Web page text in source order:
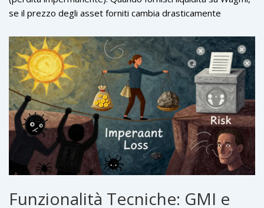
se il prezzo degli asset forniti cambia drasticamente
valore rispetto al semplice holding degli asset nel tuo wallet.
Le strategie automatizzate di Wagmi aiutano a mitigare
questo, ma non lo eliminano completamente.
Funzionalità Tecniche: GMI e